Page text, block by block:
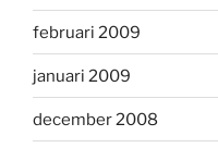
februari 2009
januari 2009
december 2008